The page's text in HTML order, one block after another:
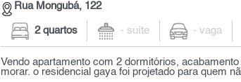
Rua Mongubá, 122
2 quartos - suíte - vaga
Vendo apartamento com 2 dormitórios,
morar. o residencial gaya foi projetado para quem